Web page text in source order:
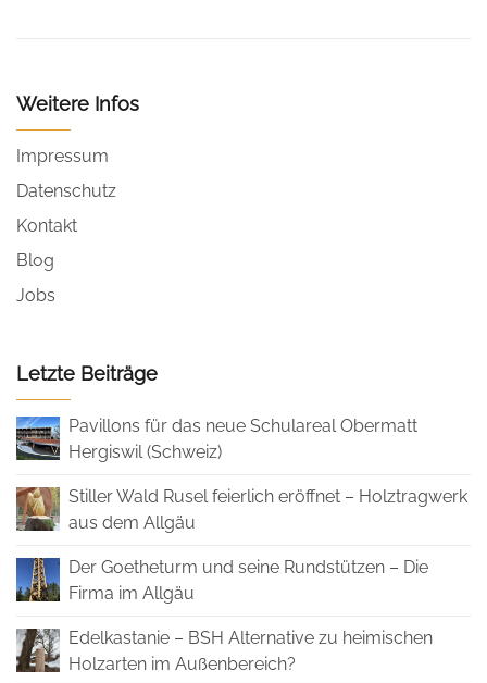
Weitere Infos
Impressum
Datenschutz
Kontakt
Blog
Jobs
Letzte Beiträge
Pavillons für das neue Schulareal Obermatt
Hergiswil (Schweiz)
Stiller Wald Rusel feierlich eröffnet – Holztragwerk
aus dem Allgäu
Der Goetheturm und seine Rundstützen – Die
Firma im Allgäu
Edelkastanie – BSH Alternative zu heimischen
Holzarten im Außenbereich?